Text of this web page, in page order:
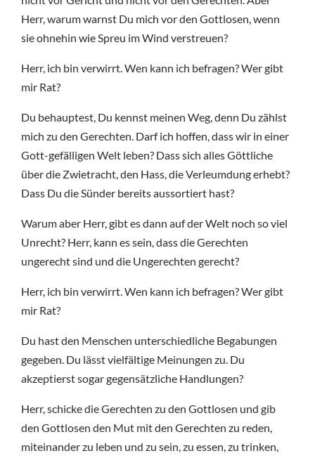
Herr, warum warnst Du mich vor den Gottlosen, wenn
sie ohnehin wie Spreu im Wind verstreuen?
Herr, ich bin verwirrt. Wen kann ich befragen? Wer gibt
mir Rat?
Du behauptest, Du kennst meinen Weg, denn Du zählst
mich zu den Gerechten. Darf ich hoffen, dass wir in einer
Gott-gefälligen Welt leben? Dass sich alles Göttliche
über die Zwietracht, den Hass, die Verleumdung erhebt?
Dass Du die Sünder bereits aussortiert hast?
Warum aber Herr, gibt es dann auf der Welt noch so viel
Unrecht? Herr, kann es sein, dass die Gerechten
ungerecht sind und die Ungerechten gerecht?
Herr, ich bin verwirrt. Wen kann ich befragen? Wer gibt
mir Rat?
Du hast den Menschen unterschiedliche Begabungen
gegeben. Du lässt vielfältige Meinungen zu. Du
akzeptierst sogar gegensätzliche Handlungen?
Herr, schicke die Gerechten zu den Gottlosen und gib
den Gottlosen den Mut mit den Gerechten zu reden,
miteinander zu leben und zu sein, zu essen, zu trinken,